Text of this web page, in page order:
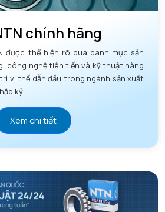
chính hãng
được thể hiện rõ qua danh mục sản
công nghệ tiên tiến và kỹ thuật hàng
vị thế dẫn đầu trong ngành sản xuất
kỷ.
Xem chi tiết